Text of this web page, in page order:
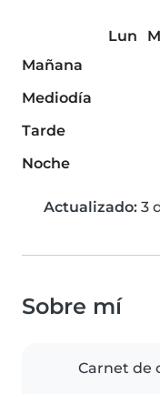
Lun
Mañana
Mediodía
Tarde
Noche
Actualizado: 3
Sobre mí
Carnet de